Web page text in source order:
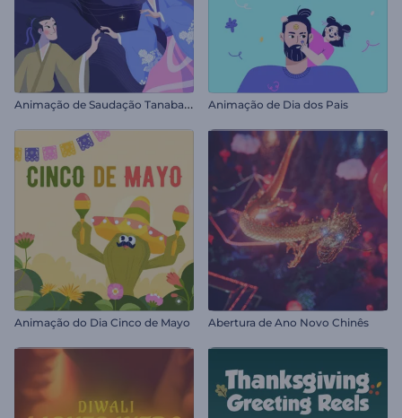
A
nimação de Saudação Tanabata Animação de Dia dos Pais
Animação do Dia Cinco de Mayo Abertura de Ano Novo Chinês